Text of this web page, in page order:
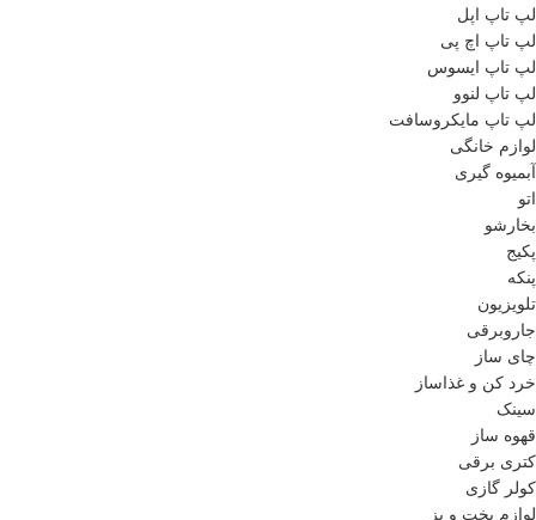
لپ تاپ اپل
لپ تاپ اچ پی
لپ تاپ ایسوس
لپ تاپ لنوو
لپ تاپ مایکروسافت
لوازم خانگی
آبمیوه گیری
اتو
بخارشو
پکیج
پنکه
تلویزیون
جاروبرقی
چای ساز
خرد کن و غذاساز
سینک
قهوه ساز
کتری برقی
کولر گازی
لوازم پخت و پز